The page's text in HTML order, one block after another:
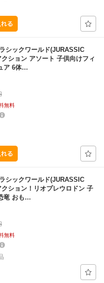
シックワールド(JURASSIC
ション アソート 子供向けフィ
ア 6体…
無料
シックワールド(JURASSIC
ション！リオプレウロドン 子
竜 おも…
無料